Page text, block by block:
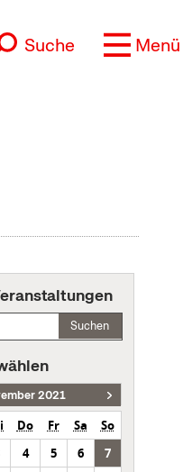
Suche Menü
Suchen
2021
Do Fr Sa
So
4 5 6
7